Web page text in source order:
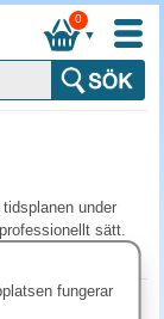
▼
0
under
sätt.
intryck i
mötesrum från
cm svart
fungerar